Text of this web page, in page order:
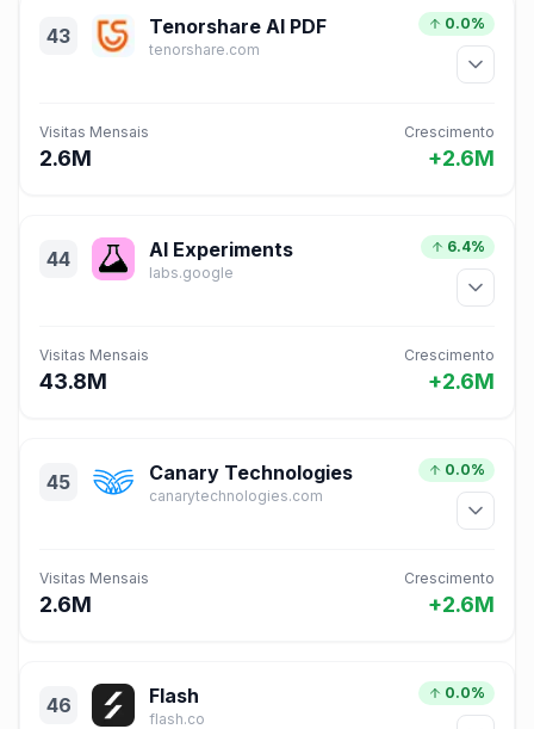
43 Tenorshare AI PDF
tenorshare.com
0.0%
Visitas Mensais
2.6M
Crescimento
+2.6M
44 AI Experiments
labs.google
6.4%
Visitas Mensais
43.8M
Crescimento
+2.6M
45 Canary Technologies
canarytechnologies.com
0.0%
Visitas Mensais
2.6M
Crescimento
+2.6M
46 Flash
flash.co
0.0%